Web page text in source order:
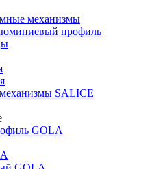
механизмы
профиль
SALICE
GOLA